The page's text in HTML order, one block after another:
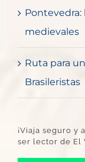
Pontevedra:
medievales
Ruta para
Brasileristas
¡Viaja seguro y
ser lector de El